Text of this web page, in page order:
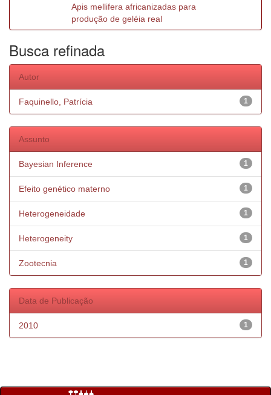
Apis mellifera africanizadas para
produção de geléia real
Busca refinada
Autor
1
Faquinello, Patrícia
Assunto
1
Bayesian Inference
1
Efeito genético materno
1
Heterogeneidade
1
Heterogeneity
1
Zootecnia
Data de Publicação
1
2010